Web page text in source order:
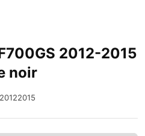
2012-2015
noir